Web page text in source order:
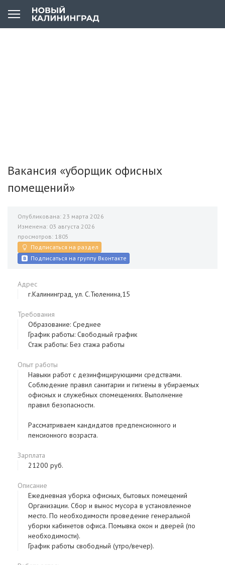
Вакансия «уборщик офисных
помещений»
Опубликована: 23 марта 2026
Изменена: 03 августа 2026
просмотров: 1805
Подписаться на раздел
Подписаться на группу Вконтакте
Адрес
г.Калининград, ул. С.Тюленина,15
Требования
Образование: Среднее
График работы: Свободный график
Стаж работы: Без стажа работы
Опыт работы
Навыки работ с дезинфицирующими средствами.
Соблюдение правил санитарии и гигиены в убираемых
офисных и служебных cпомещениях. Выполнение
правил безопасности.
Рассматриваем кандидатов предпенсионного и
пенсионного возраста.
Зарплата
21200 руб.
Описание
Ежедневная уборка офисных, бытовых помещений
Организации. Сбор и вынос мусора в установленное
место. По необходимости проведение генеральной
уборки кабинетов офиса. Помывка окон и дверей (по
необходимости).
График работы свободный (утро/вечер).